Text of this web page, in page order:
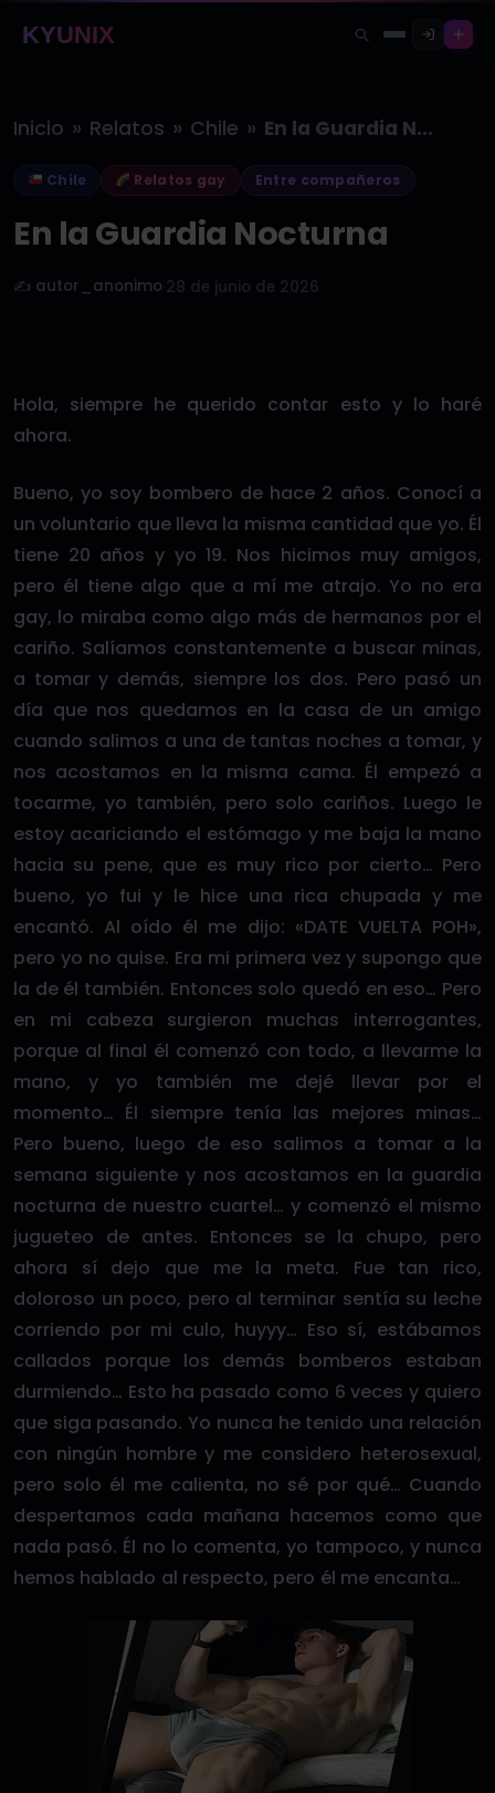
KYUNIX
Inicio » Relatos » Chile » En la Guardia Nocturna
Chile Relatos gay Entre compañeros
En la Guardia Nocturna
✍️ autor_anonimo 28 de junio de 2026
Hola, siempre he querido contar esto y lo haré
ahora.
Bueno, yo soy bombero de hace 2 años. Conocí a
un voluntario que lleva la misma cantidad que yo. Él
tiene 20 años y yo 19. Nos hicimos muy amigos,
pero él tiene algo que a mí me atrajo. Yo no era
gay, lo miraba como algo más de hermanos por el
cariño. Salíamos constantemente a buscar minas,
a tomar y demás, siempre los dos. Pero pasó un
día que nos quedamos en la casa de un amigo
cuando salimos a una de tantas noches a tomar, y
nos acostamos en la misma cama. Él empezó a
tocarme, yo también, pero solo cariños. Luego le
estoy acariciando el estómago y me baja la mano
hacia su pene, que es muy rico por cierto… Pero
bueno, yo fui y le hice una rica chupada y me
encantó. Al oído él me dijo: «DATE VUELTA POH»,
pero yo no quise. Era mi primera vez y supongo que
la de él también. Entonces solo quedó en eso… Pero
en mi cabeza surgieron muchas interrogantes,
porque al final él comenzó con todo, a llevarme la
mano, y yo también me dejé llevar por el
momento… Él siempre tenía las mejores minas…
Pero bueno, luego de eso salimos a tomar a la
semana siguiente y nos acostamos en la guardia
nocturna de nuestro cuartel… y comenzó el mismo
jugueteo de antes. Entonces se la chupo, pero
ahora sí dejo que me la meta. Fue tan rico,
doloroso un poco, pero al terminar sentía su leche
corriendo por mi culo, huyyy… Eso sí, estábamos
callados porque los demás bomberos estaban
durmiendo… Esto ha pasado como 6 veces y quiero
que siga pasando. Yo nunca he tenido una relación
con ningún hombre y me considero heterosexual,
pero solo él me calienta, no sé por qué… Cuando
despertamos cada mañana hacemos como que
nada pasó. Él no lo comenta, yo tampoco, y nunca
hemos hablado al respecto, pero él me encanta…